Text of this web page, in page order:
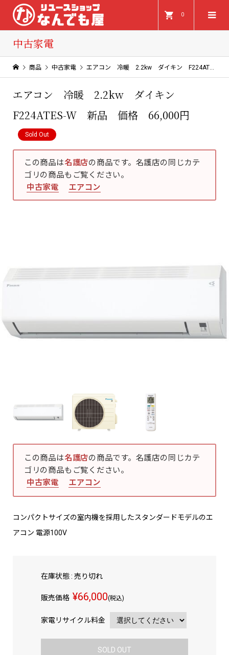
0
中古家電
商品 中古家電 エアコン 冷暖 2.2kw ダイキン F224ATES-W 新品 価格 66,000円
エアコン 冷暖 2.2kw ダイキン
F224ATES-W 新品 価格 66,000円
Sold Out
この商品は名護店の商品です。名護店の同じカテ
ゴリの商品もご覧ください。
中古家電
エアコン
この商品は名護店の商品です。名護店の同じカテ
ゴリの商品もご覧ください。
中古家電
エアコン
コンパクトサイズの室内機を採用したスタンダードモデルのエ
アコン 電源100V
在庫状態 : 売り切れ
販売価格 ¥66,000(税込)
家電リサイクル料金
SOLD OUT